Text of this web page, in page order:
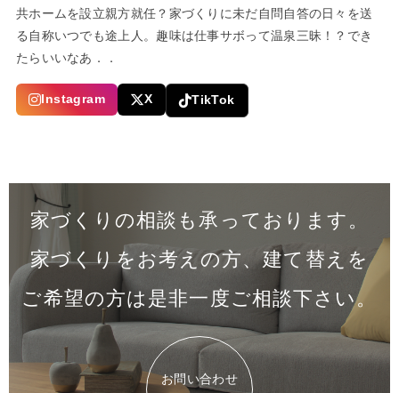
共ホームを設立親方就任？家づくりに未だ自問自答の日々を送
る自称いつでも途上人。趣味は仕事サボって温泉三昧！？でき
たらいいなあ．．
Instagram X TikTok
家づくりの相談も承っております。
家づくりをお考えの方、建て替えを
ご希望の方は是非一度ご相談下さい。
お問い合わせ